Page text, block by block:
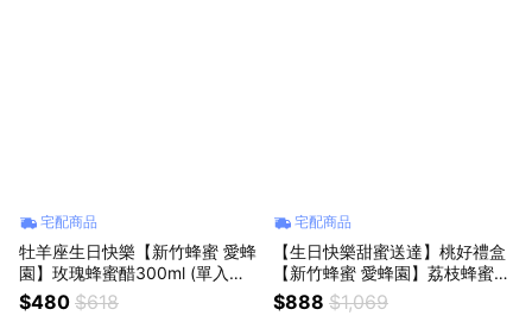
宅配商品
牡羊座生日快樂【新竹蜂蜜 愛蜂
園】玫瑰蜂蜜醋300ml (單入禮
盒裝)
$480 $618
宅配商品
【生日快樂甜蜜送達】桃好禮盒
【新竹蜂蜜 愛蜂園】荔枝蜂蜜7
00g+百花蜂蜜醋300ml |生日禮
物
$888 $1,069